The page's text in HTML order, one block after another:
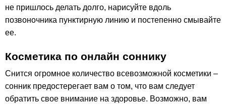
не пришлось делать долго, нарисуйте вдоль
позвоночника пунктирную линию и постепенно смывайте
ее.
Косметика по онлайн соннику
Снится огромное количество всевозможной косметики –
сонник предостерегает вам о том, что вам следует
обратить свое внимание на здоровье. Возможно, вам